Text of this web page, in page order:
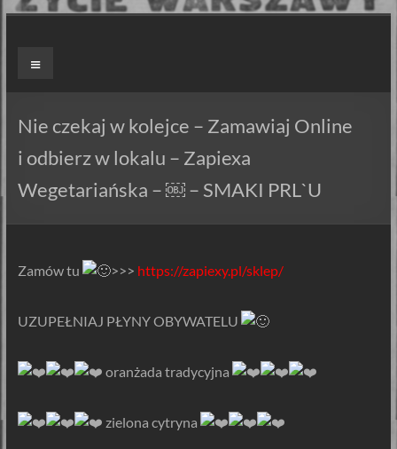
Skip
ZAPIEXY
–
SMAK
PRL`U
Jedyne
Są
są
Menu
Nie czekaj w kolejce – Zamawiaj Online
i odbierz w lokalu – Zapiexa
Wegetariańska – ￼ – SMAKI PRL`U
Zamów tu >>> https://zapiexy.pl/sklep/
UZUPEŁNIAJ PŁYNY OBYWATELU
️ oranżada tradycyjna
️ zielona cytryna